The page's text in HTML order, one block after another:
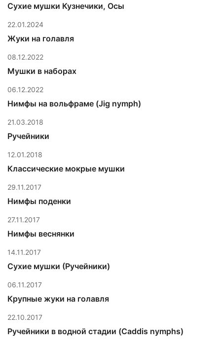
Сухие мушки Кузнечики, Осы
22.01.2024
Жуки на голавля
08.12.2022
Мушки в наборах
06.12.2022
Нимфы на вольфраме (Jig nymph)
21.03.2018
Ручейники
12.01.2018
Классические мокрые мушки
29.11.2017
Нимфы поденки
27.11.2017
Нимфы веснянки
14.11.2017
Сухие мушки (Ручейники)
06.11.2017
Крупные жуки на голавля
22.10.2017
Ручейники в водной стадии (Caddis nymphs)